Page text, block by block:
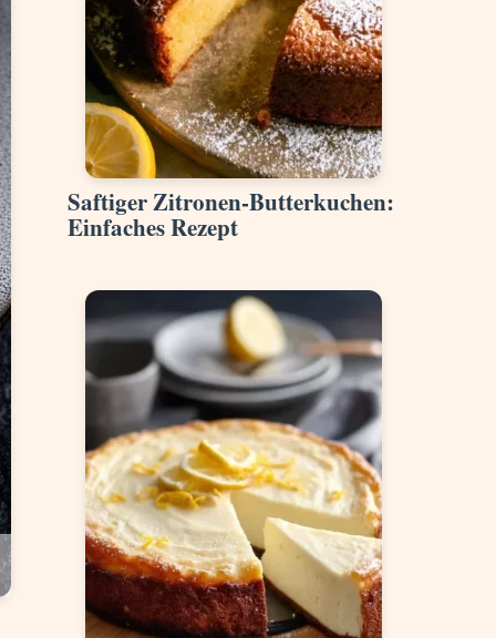
Saftiger Zitronen-Butterkuchen:
Einfaches Rezept